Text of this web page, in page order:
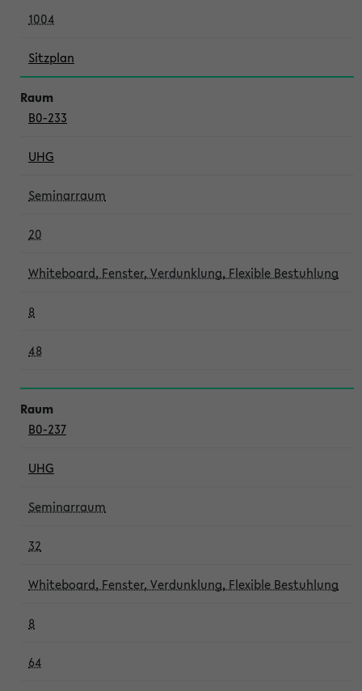
1004
Sitzplan
B0-233
UHG
Seminarraum
20
Whiteboard, Fenster, Verdunklung, Flexible Bestuhlung
8
48
B0-237
UHG
Seminarraum
32
Whiteboard, Fenster, Verdunklung, Flexible Bestuhlung
8
64